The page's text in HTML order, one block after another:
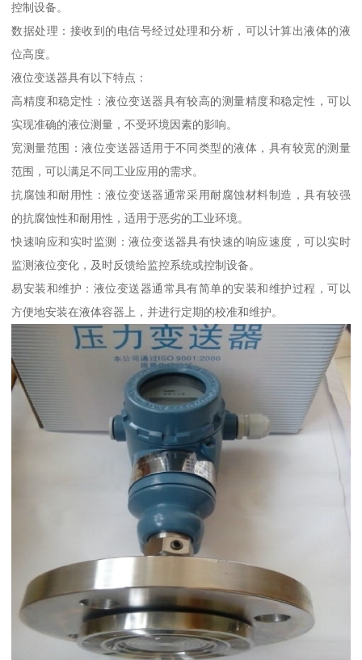
控制设备。
数据处理：接收到的电信号经过处理和分析，可以计算出液体的液
位高度。
液位变送器具有以下特点：
高精度和稳定性：液位变送器具有较高的测量精度和稳定性，可以
实现准确的液位测量，不受环境因素的影响。
宽测量范围：液位变送器适用于不同类型的液体，具有较宽的测量
范围，可以满足不同工业应用的需求。
抗腐蚀和耐用性：液位变送器通常采用耐腐蚀材料制造，具有较强
的抗腐蚀性和耐用性，适用于恶劣的工业环境。
快速响应和实时监测：液位变送器具有快速的响应速度，可以实时
监测液位变化，及时反馈给监控系统或控制设备。
易安装和维护：液位变送器通常具有简单的安装和维护过程，可以
方便地安装在液体容器上，并进行定期的校准和维护。